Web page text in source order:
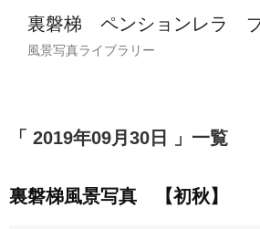
裏磐梯 ペンションレラ
風景写真ライブラリー
2019年09月30日 一覧
裏磐梯風景写真 【初秋】